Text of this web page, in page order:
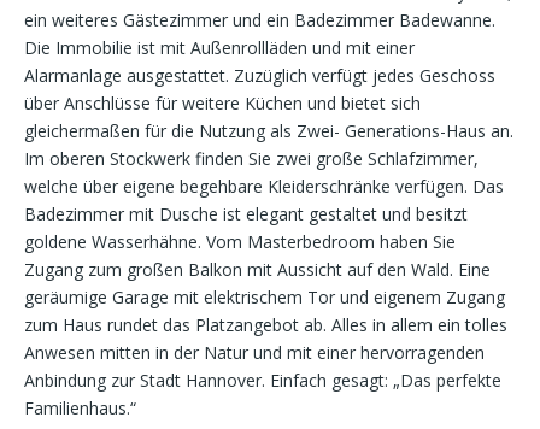
ein weiteres Gästezimmer und ein Badezimmer Badewanne.
Die Immobilie ist mit Außenrollläden und mit einer
Alarmanlage ausgestattet. Zuzüglich verfügt jedes Geschoss
über Anschlüsse für weitere Küchen und bietet sich
gleichermaßen für die Nutzung als Zwei- Generations-Haus an.
Im oberen Stockwerk finden Sie zwei große Schlafzimmer,
welche über eigene begehbare Kleiderschränke verfügen. Das
Badezimmer mit Dusche ist elegant gestaltet und besitzt
goldene Wasserhähne. Vom Masterbedroom haben Sie
Zugang zum großen Balkon mit Aussicht auf den Wald. Eine
geräumige Garage mit elektrischem Tor und eigenem Zugang
zum Haus rundet das Platzangebot ab. Alles in allem ein tolles
Anwesen mitten in der Natur und mit einer hervorragenden
Anbindung zur Stadt Hannover. Einfach gesagt: „Das perfekte
Familienhaus.“